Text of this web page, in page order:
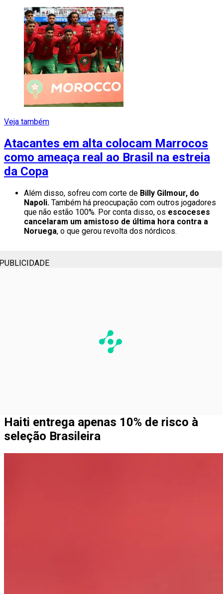
Veja também
Atacantes em alta colocam Marrocos
como ameaça real ao Brasil na estreia
da Copa
Além disso, sofreu com corte de Billy Gilmour, do
Napoli. Também há preocupação com outros jogadores
que não estão 100%. Por conta disso, os escoceses
cancelaram um amistoso de última hora contra a
Noruega, o que gerou revolta dos nórdicos.
Haiti entrega apenas 10% de risco à
seleção Brasileira